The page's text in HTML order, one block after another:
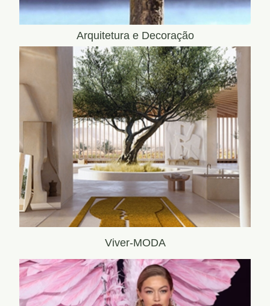
Arquitetura e Decoração
Viver-MODA